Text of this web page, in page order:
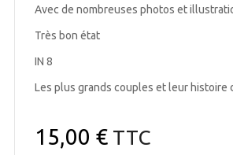
Avec de nombreuses photos et
Très bon état
IN 8
Les plus grands couples et leur histoire
15,00 €TTC